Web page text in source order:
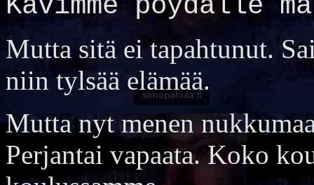
Mutta sitä ei tapahtunut.
niin tylsää elämää.
Mutta nyt menen
Perjantai vapaata. Koko